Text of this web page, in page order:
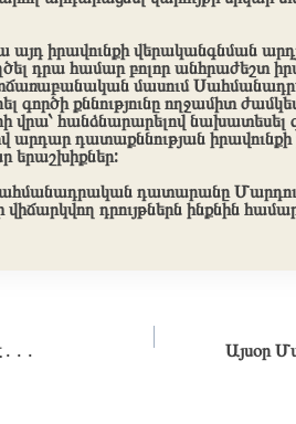
իրավունքի վերականգնման
դրա համար բոլոր անհրաժեշտ
մասում
գործի քննությունը ողջամիտ
վրա՝ հանձնարարելով նախատեսել
դատաքննության իրավունքի
երաշխիքներ:
դատարանը
դրույթներն ինքնին
Այսօր